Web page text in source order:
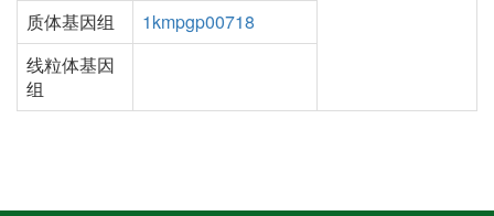
质体基因组
1kmpgp00718
线粒体基因
组